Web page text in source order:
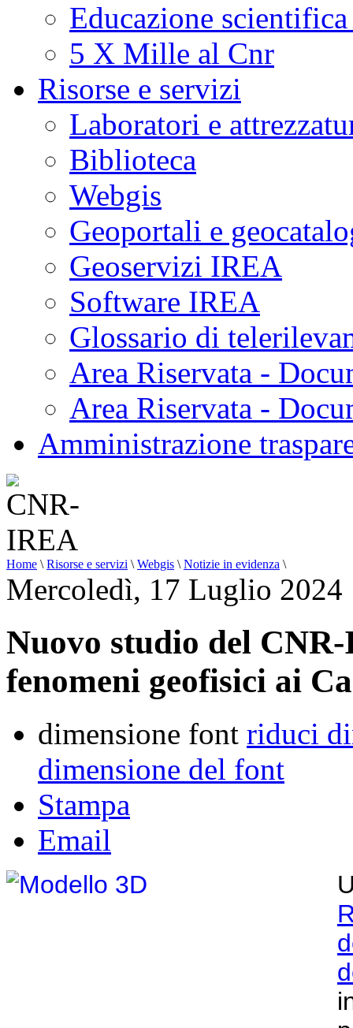
Educazione
5 X Mille al Cnr
Risorse e servizi
Laboratori e
Biblioteca
Webgis
Geoportali e
Geoservizi IREA
Software IREA
Glossario di
Area Riservata -
Area Riservata -
Amministrazione
Home \ Risorse e servizi \ Webgis \ Notizie in evidenza \
Mercoledì, 17 Luglio 2024
Nuovo studio del
fenomeni geofisici ai
dimensione font riduci
dimensione del font
Stampa
Email